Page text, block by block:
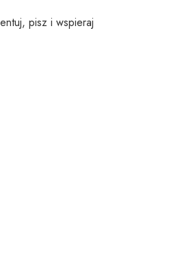
pisz i wspieraj